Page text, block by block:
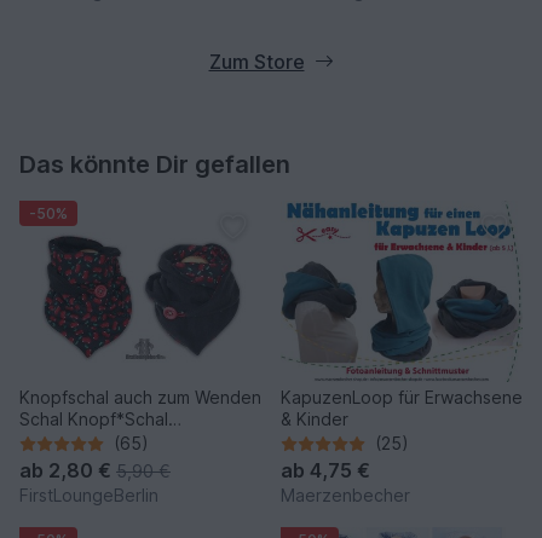
Zum Store
Das könnte Dir gefallen
-50%
Knopfschal auch zum Wenden
Schal Knopf*Schal
Wickelschal Sommer Winter
(65)
ab 2,80 € 5,90 €
FirstLoungeBerlin
KapuzenLoop für Erwachsene
& Kinder
(25)
ab 4,75 €
Maerzenbecher